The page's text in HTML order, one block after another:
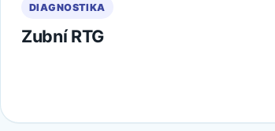
DIAGNOSTIKA
Zubní RTG